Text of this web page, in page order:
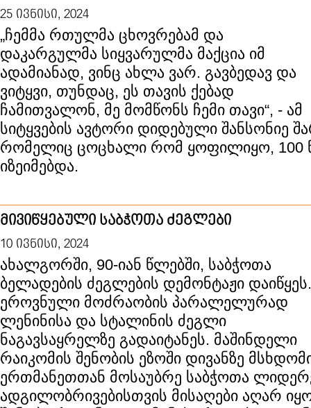
25 ივნისი, 2024
„ჩემმა რთულმა ცხოვრებამ და
დაკარგულმა სიყვარულმა მაქცია იმ
ადამიანად, ვინც ახლა ვარ. გავბედავ და
ვიტყვი, თუნდაც, ეს თავის ქებად
ჩამითვალონ, მე მომწონს ჩემი თავი“, - ამ
სიტყვების ავტორი დიდებული შანსონიე
რომელიც ცოცხალი რომ ყოფილიყო, 100
იზეიმებდა.
მივიწყებული საბჭოთა ძეგლები
10 ივნისი, 2024
ახალგორში, 90-იან წლებში, საბჭოთა
ბელადების ძეგლების დემონტაჟი დაიწყეს.
ეროვნული მოძრაობის პარალელურად
ლენინისა და სტალინის ძეგლი
ნაგავსაყრელზე გადაიტანეს. მაშინდელი
რაიკომის შენობის ეზოში დივანზე
ერთმანეთთან მოსაუბრე საბჭოთა
ადგილობრივებისთვის მისაღები აღარ